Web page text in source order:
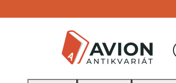
na
na
na
Vyhledávání